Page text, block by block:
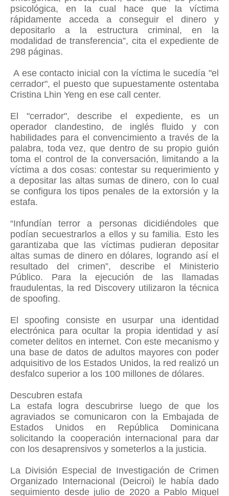
psicológica, en la cual hace que la víctima
rápidamente acceda a conseguir el dinero y
depositarlo a la estructura criminal, en la
modalidad de transferencia”, cita el expediente de
298 páginas.
A ese contacto inicial con la víctima le sucedía "el
cerrador", el puesto que supuestamente ostentaba
Cristina Lhin Yeng en ese call center.
El "cerrador", describe el expediente, es un
operador clandestino, de inglés fluido y con
habilidades para el convencimiento a través de la
palabra, toda vez, que dentro de su propio guión
toma el control de la conversación, limitando a la
víctima a dos cosas: contestar su requerimiento y
a depositar las altas sumas de dinero, con lo cual
se configura los tipos penales de la extorsión y la
estafa.
“Infundían terror a personas dicidiéndoles que
podían secuestrarlos a ellos y su familia. Esto les
garantizaba que las víctimas pudieran depositar
altas sumas de dinero en dólares, logrando así el
resultado del crimen”, describe el Ministerio
Público. Para la ejecución de las llamadas
fraudulentas, la red Discovery utilizaron la técnica
de spoofing.
El spoofing consiste en usurpar una identidad
electrónica para ocultar la propia identidad y así
cometer delitos en internet. Con este mecanismo y
una base de datos de adultos mayores con poder
adquisitivo de los Estados Unidos, la red realizó un
desfalco superior a los 100 millones de dólares.
Descubren estafa
La estafa logra descubrirse luego de que los
agraviados se comunicaron con la Embajada de
Estados Unidos en República Dominicana
solicitando la cooperación internacional para dar
con los desaprensivos y someterlos a la justicia.
La División Especial de Investigación de Crimen
Organizado Internacional (Deicroi) le había dado
seguimiento desde julio de 2020 a Pablo Miguel